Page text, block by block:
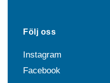
Följ oss
Instagram
Facebook